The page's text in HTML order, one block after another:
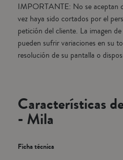
IMPORTANTE: No se aceptan
vez haya sido cortados por el
petición del cliente. La imagen
pueden sufrir variaciones en su
resolución de su pantalla o
Características
- Mila
Ficha técnica